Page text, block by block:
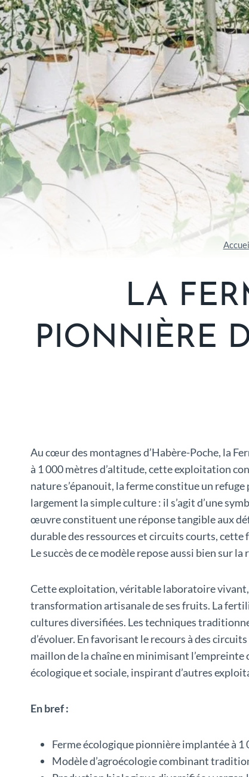
LA
PIONNIÈRE
Au cœur des montagnes d’Habère-Poche, la
à 1 000 mètres d’altitude, cette exploitation
nature s’épanouit, la ferme constitue un
largement la simple culture : il s’agit d’une
œuvre constituent une réponse tangible aux
durable des ressources et circuits courts, cette
Le succès de ce modèle repose aussi bien sur
Cette exploitation, véritable laboratoire vivant,
transformation artisanale de ses fruits. La
cultures diversifiées. Les techniques
d’évoluer. En favorisant le recours à des
maillon de la chaîne en minimisant
écologique et sociale, inspirant d’autres
En bref :
Ferme écologique pionnière implantée à 1
Modèle d’agroécologie combinant